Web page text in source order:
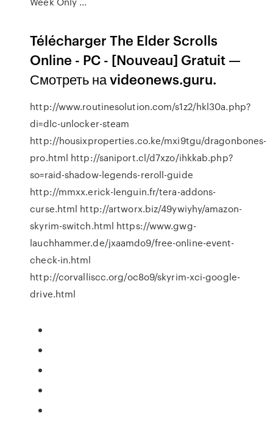
Télécharger The Elder Scrolls
Online - PC - [Nouveau] Gratuit —
Смотреть на videonews.guru.
http://www.routinesolution.com/s1z2/hkl30a.php?
di=dlc-unlocker-steam
http://housixproperties.co.ke/mxi9tgu/dragonbones-
pro.html http://saniport.cl/d7xzo/ihkkab.php?
so=raid-shadow-legends-reroll-guide
http://mmxx.erick-lenguin.fr/tera-addons-
curse.html http://artworx.biz/49ywiyhy/amazon-
skyrim-switch.html https://www.gwg-
lauchhammer.de/jxaamdo9/free-online-event-
check-in.html
http://corvalliscc.org/oc8o9/skyrim-xci-google-
drive.html